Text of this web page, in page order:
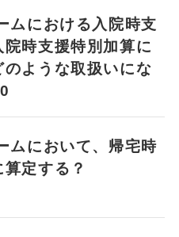
ムにおける入院時支
時支援特別加算に
ような取扱いにな
ムにおいて、帰宅時
定する？